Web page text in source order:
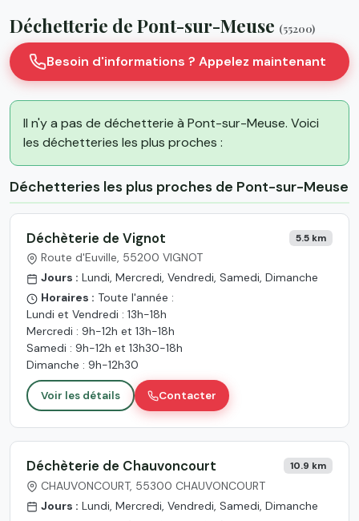
Déchetterie de Pont-sur-Meuse (55200)
Besoin d'informations ? Appelez maintenant
Il n'y a pas de déchetterie à Pont-sur-Meuse. Voici
les déchetteries les plus proches :
Déchetteries les plus proches de Pont-sur-Meuse
Déchèterie de Vignot 5.5 km
Route d'Euville, 55200 VIGNOT
Jours : Lundi, Mercredi, Vendredi, Samedi, Dimanche
Horaires : Toute l'année :
Lundi et Vendredi : 13h-18h
Mercredi : 9h-12h et 13h-18h
Samedi : 9h-12h et 13h30-18h
Dimanche : 9h-12h30
Voir les détails Contacter
Déchèterie de Chauvoncourt 10.9 km
CHAUVONCOURT, 55300 CHAUVONCOURT
Jours : Lundi, Mercredi, Vendredi, Samedi, Dimanche